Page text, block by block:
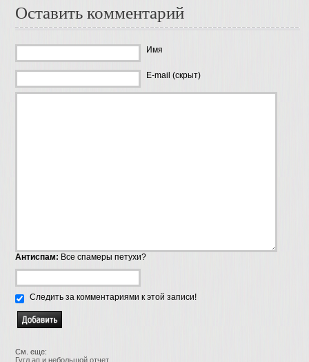
Оставить комментарий
Имя
E-mail (скрыт)
Антиспам: Все спамеры петухи?
Следить за комментариями к этой записи!
См. еще:
Гугл ап и небольшой отчет